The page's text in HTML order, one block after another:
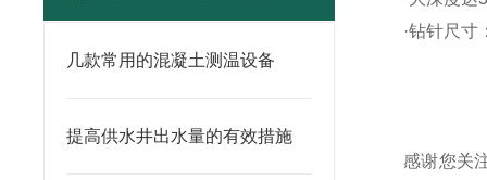
几款常用的混凝土测温设备
提高供水井出水量的有效措施
·钻针尺
感谢您关